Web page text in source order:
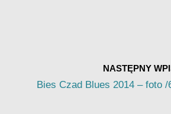
NASTĘPNY
Bies Czad Blues 2014 – foto /